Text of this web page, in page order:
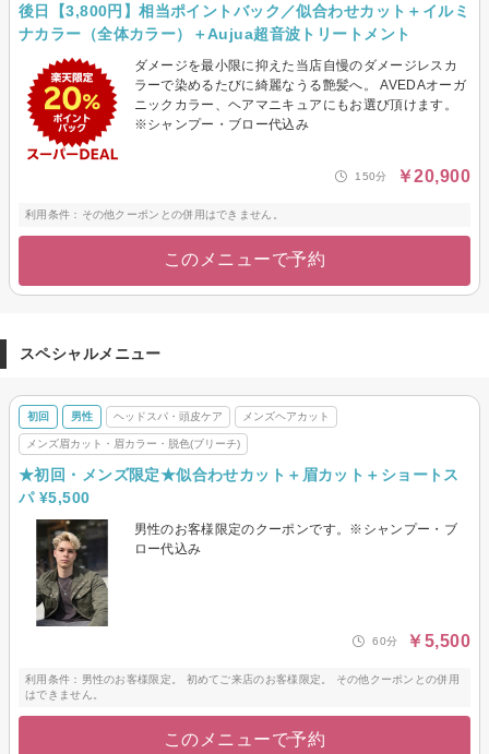
後日【3,800円】相当ポイントバック／似合わせカット＋イルミ
ナカラー（全体カラー）＋Aujua超音波トリートメント
ダメージを最小限に抑えた当店自慢のダメージレスカ
ラーで染めるたびに綺麗なうる艶髪へ。 AVEDAオーガ
ニックカラー、ヘアマニキュアにもお選び頂けます。
※シャンプー・ブロー代込み
150分 ￥20,900
利用条件：その他クーポンとの併用はできません。
このメニューで予約
スペシャルメニュー
初回 男性 ヘッドスパ・頭皮ケア メンズヘアカット
メンズ眉カット・眉カラー・脱色(ブリーチ)
★初回・メンズ限定★似合わせカット＋眉カット＋ショートス
パ ¥5,500
男性のお客様限定のクーポンです。※シャンプー・ブ
ロー代込み
60分 ￥5,500
利用条件：男性のお客様限定。 初めてご来店のお客様限定。 その他クーポンとの併用
はできません。
このメニューで予約